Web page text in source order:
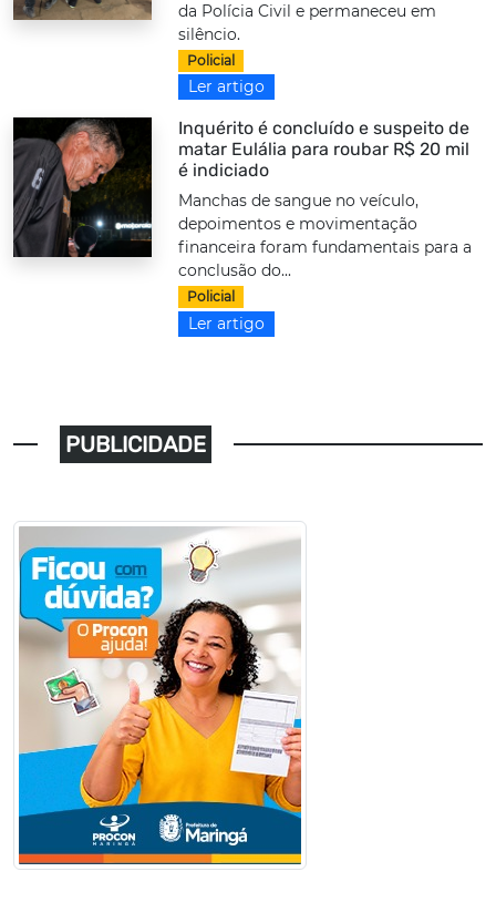
da Polícia Civil e permaneceu em
silêncio.
Policial
Ler artigo
Inquérito é concluído e suspeito de
matar Eulália para roubar R$ 20 mil
é indiciado
Manchas de sangue no veículo,
depoimentos e movimentação
financeira foram fundamentais para a
conclusão do...
Policial
Ler artigo
PUBLICIDADE